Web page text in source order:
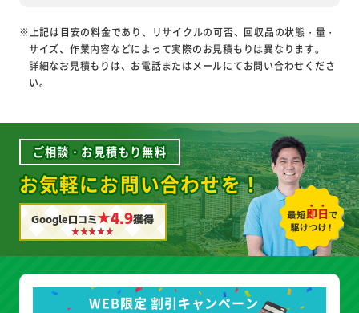
※上記は目安の料金であり、リサイクルの可否、回収品の状態・量・
サイズ、作業内容などによって実際のお見積もりは異なります。
詳細なお見積もりは、お電話またはメールにてお問い合わせくださ
い。
ご相談・お見積もり無料
お気軽にお問い合わせを！
Google口コミ★4.9獲得
WEB限定 割引キャンペーン